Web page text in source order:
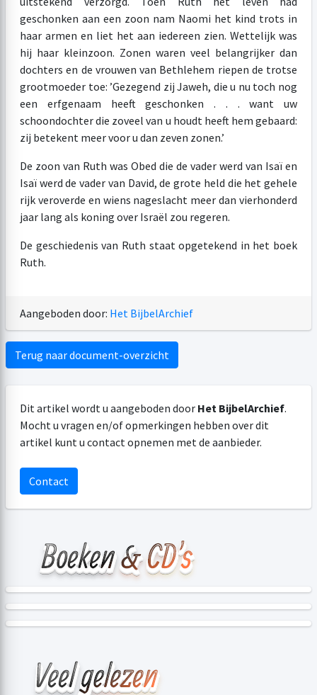
geschonken aan een zoon nam Naomi het kind trots in
haar armen en liet het aan iedereen zien. Wettelijk was
hij haar kleinzoon. Zonen waren veel belangrijker dan
dochters en de vrouwen van Bethlehem riepen de trotse
grootmoeder toe: ’Gezegend zij Jaweh, die u nu toch nog
een erfgenaam heeft geschonken . . . want uw
schoondochter die zoveel van u houdt heeft hem gebaard:
zij betekent meer voor u dan zeven zonen.’
De zoon van Ruth was Obed die de vader werd van Isaï en
Isaï werd de vader van David, de grote held die het gehele
rijk veroverde en wiens nageslacht meer dan vierhonderd
jaar lang als koning over Israël zou regeren.
De geschiedenis van Ruth staat opgetekend in het boek
Ruth.
Aangeboden door: Het BijbelArchief
Terug naar document-overzicht
Dit artikel wordt u aangeboden door Het BijbelArchief.
Mocht u vragen en/of opmerkingen hebben over dit
artikel kunt u contact opnemen met de aanbieder.
Contact